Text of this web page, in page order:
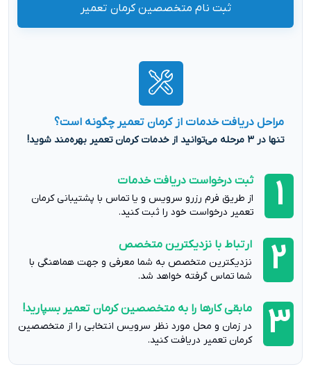
ثبت نام متخصصین کرمان تعمیر
مراحل دریافت خدمات از کرمان تعمیر چگونه است؟
تنها در 3 مرحله می‌توانید از خدمات کرمان تعمیر بهره‌مند شوید!
1 ثبت درخواست دریافت خدمات
از طریق فرم رزرو سرویس و یا تماس با پشتیبانی کرمان
تعمیر درخواست خود را ثبت کنید.
2 ارتباط با نزدیکترین متخصص
نزدیکترین متخصص به شما معرفی و جهت هماهنگی با
شما تماس گرفته خواهد شد.
3 مابقی کارها را به متخصصین کرمان تعمیر بسپارید!
در زمان و محل مورد نظر سرویس انتخابی را از متخصصین
کرمان تعمیر دریافت کنید.